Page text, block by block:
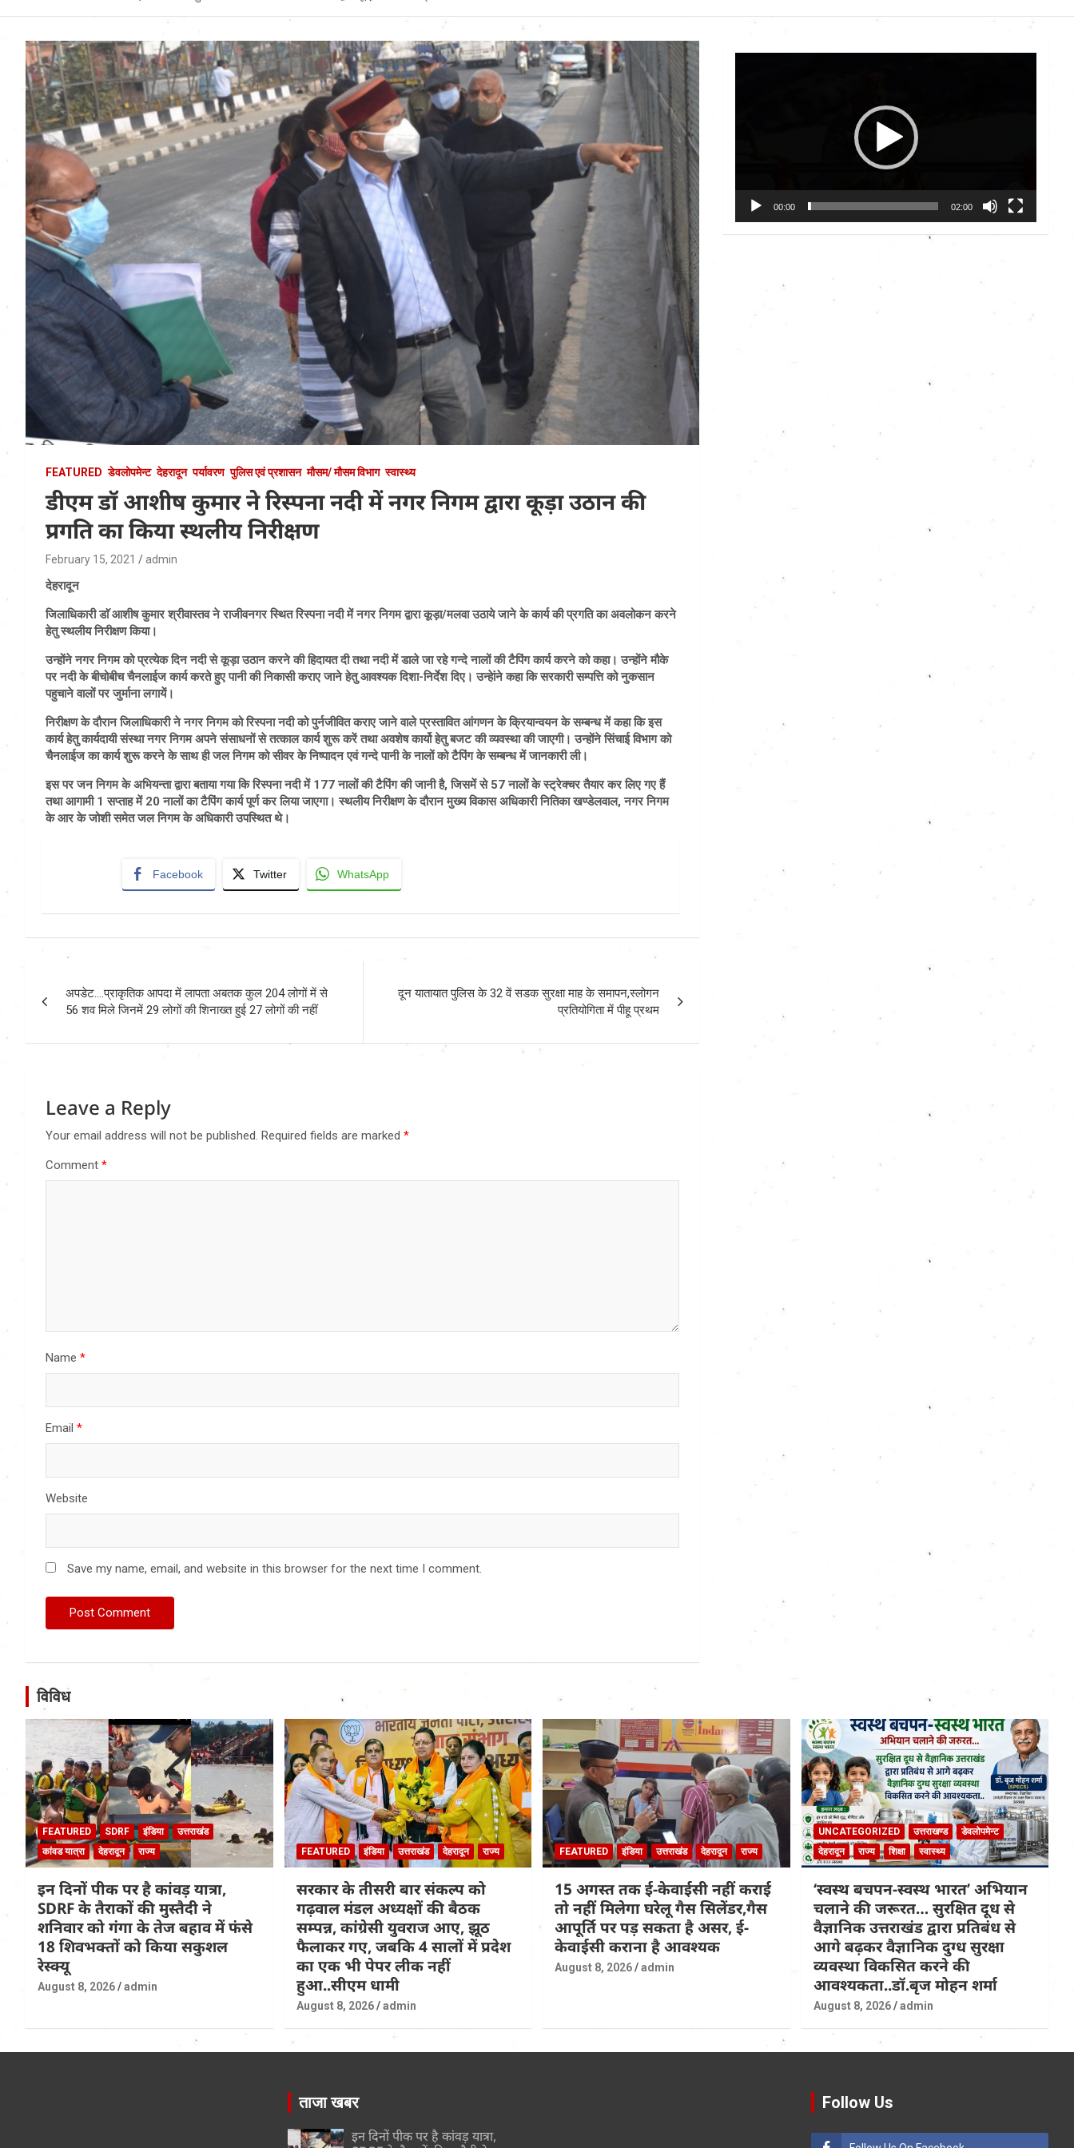
Uttarakhand News in
Hindi
FEATURED डेवलोपमेन्ट देहरादून पर्यावरण पुलिस एवं प्रशासन मौसम/ मौसम विभाग स्वास्थ्य
डीएम डाॅ आशीष कुमार ने रिस्पना नदी में नगर निगम द्वारा कूड़ा उठान की
प्रगति का किया स्थलीय निरीक्षण
February 15, 2021 admin
देहरादून
जिलाधिकारी डाॅ आशीष कुमार श्रीवास्तव ने राजीवनगर स्थित रिस्पना नदी में नगर निगम द्वारा कूड़ा/मलवा उठाये जाने के कार्य की प्रगति का अवलोकन करने
हेतु स्थलीय निरीक्षण किया।
उन्होंने नगर निगम को प्रत्येक दिन नदी से कूड़ा उठान करने की हिदायत दी तथा नदी में डाले जा रहे गन्दे नालों की टैपिंग कार्य करने को कहा। उन्होंने मौके
पर नदी के बीचोबीच चैनलाईज कार्य करते हुए पानी की निकासी कराए जाने हेतु आवश्यक दिशा-निर्देश दिए। उन्हेांने कहा कि सरकारी सम्पत्ति को नुकसान
पहुचाने वालों पर जुर्माना लगायें।
निरीक्षण के दौरान जिलाधिकारी ने नगर निगम को रिस्पना नदी को पुर्नजीवित कराए जाने वाले प्रस्तावित आंगणन के क्रियान्वयन के सम्बन्ध में कहा कि इस
कार्य हेतु कार्यदायी संस्था नगर निगम अपने संसाधनों से तत्काल कार्य शुरू करें तथा अवशेष कार्यो हेतु बजट की व्यवस्था की जाएगी। उन्होंने सिंचाई विभाग को
चैनलाईज का कार्य शुरू करने के साथ ही जल निगम को सीवर के निष्पादन एवं गन्दे पानी के नालों को टैपिंग के सम्बन्ध में जानकारी ली।
इस पर जन निगम के अभियन्ता द्वारा बताया गया कि रिस्पना नदी में 177 नालों की टैपिंग की जानी है, जिसमें से 57 नालों के स्ट्रेक्चर तैयार कर लिए गए हैं
तथा आगामी 1 सप्ताह में 20 नालों का टैपिंग कार्य पूर्ण कर लिया जाएगा। स्थलीय निरीक्षण के दौरान मुख्य विकास अधिकारी नितिका खण्डेलवाल, नगर निगम
के आर के जोशी समेत जल निगम के अधिकारी उपस्थित थे।
Facebook Twitter WhatsApp
navigation
अपडेट….प्राकृतिक आपदा में लापता अबतक कुल 204 लोगों में से
56 शव मिले जिनमें 29 लोगों की शिनाख्त हुई 27 लोगों की नहीं
दून यातायात पुलिस के 32 वें सडक सुरक्षा माह के समापन,स्लोगन
प्रतियोगिता में पीहू प्रथम
Leave a Reply
Your email address will not be published. Required fields are marked *
Comment *
Name *
Email *
Website
Save my name, email, and website in this browser for the next time I comment.
00:00 02:00
विविध
FEATURED SDRF इंडिया
उत्तराखंड
कांवड यात्रा
देहरादून राज्य
इन दिनों पीक पर है कांवड़ यात्रा,
SDRF के तैराकों की मुस्तैदी ने
शनिवार को गंगा के तेज बहाव में फंसे
18 शिवभक्तों को किया सकुशल
रेस्क्यू
August 8, 2026 admin
FEATURED इंडिया उत्तराखंड देहरादून राज्य
सरकार के तीसरी बार संकल्प को
गढ़वाल मंडल अध्यक्षों की बैठक
सम्पन्न, कांग्रेसी युवराज आए, झूठ
फैलाकर गए, जबकि 4 सालों में प्रदेश
का एक भी पेपर लीक नहीं
हुआ..सीएम धामी
August 8, 2026 admin
FEATURED इंडिया उत्तराखंड देहरादून राज्य
15 अगस्त तक ई-केवाईसी नहीं कराई
तो नहीं मिलेगा घरेलू गैस सिलेंडर,गैस
आपूर्ति पर पड़ सकता है असर, ई-
केवाईसी कराना है आवश्यक
August 8, 2026 admin
UNCATEGORIZED उत्तराखण्ड
डेवलोपमेन्ट
देहरादून
राज्य शिक्षा स्वास्थ्य
‘स्वस्थ बचपन-स्वस्थ भारत’ अभियान
चलाने की जरूरत… सुरक्षित दूध से
वैज्ञानिक उत्तराखंड द्वारा प्रतिबंध से
आगे बढ़कर वैज्ञानिक दुग्ध सुरक्षा
व्यवस्था विकसित करने की
आवश्यकता..डॉ.बृज मोहन शर्मा
August 8, 2026 admin
ताजा खबर
इन दिनों पीक पर है कांवड़ यात्रा,
Follow Us